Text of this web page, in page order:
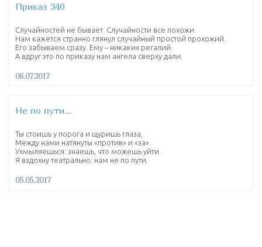
Приказ 340
Случайностей не бывает. Случайности все похожи.
Нам кажется странно глянул случайный простой прохожий.
Его забываем сразу. Ему – никаких регалий.
А вдруг это по приказу нам ангела сверху дали.
06.07.2017
Не по пути…
Ты стоишь у порога и щуришь глаза,
Между нами натянуты «против» и «за».
Ухмыляешься: знаешь, что можешь уйти.
Я вздохну театрально: нам не по пути.
05.05.2017